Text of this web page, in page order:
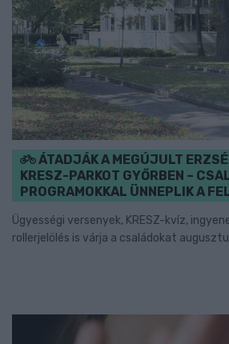
ÁTADJÁK A MEGÚJULT
KRESZ-PARKOT GYŐRBEN –
PROGRAMOKKAL ÜNNEPLIK A
Ügyességi versenyek, KRESZ-kvíz,
rollerjelölés is várja a családokat